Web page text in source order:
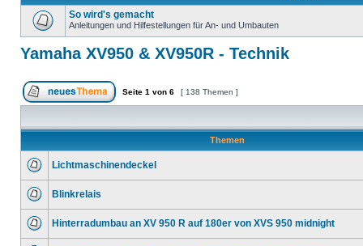
So wird's gemacht
Anleitungen und Hilfestellungen für An- und Umbauten
Yamaha XV950 & XV950R - Technik
Seite 1 von 6 [ 138 Themen ]
Themen
Lichtmaschinendeckel
Blinkrelais
Hinterradumbau an XV 950 R auf 180er von XVS 950 midnight